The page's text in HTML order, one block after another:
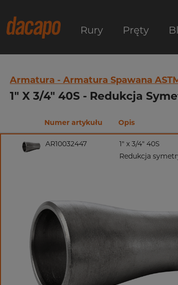
Rury Pręty
Armatura - Armatura Spawana
1" X 3/4" 40S - Redukcja
Numer artykułu Opis
AR10032447
1" x 3/4" 40S
Redukcja